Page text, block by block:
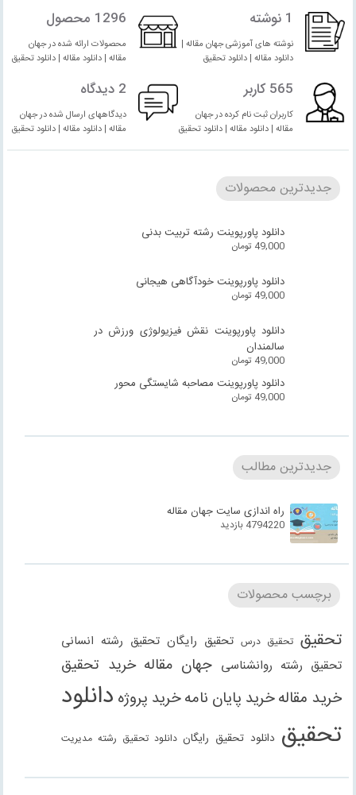
1 نوشته
نوشته های آموزشی جهان مقاله |
دانلود مقاله | دانلود تحقیق
1296 محصول
محصولات ارائه شده در جهان
مقاله | دانلود مقاله | دانلود تحقیق
565 کاربر
کاربران ثبت نام کرده در جهان
مقاله | دانلود مقاله | دانلود تحقیق
2 دیدگاه
دیدگاههای ارسال شده در جهان
مقاله | دانلود مقاله | دانلود تحقیق
جدیدترین محصولات
دانلود پاورپوینت رشته تربیت بدنی
49,000 تومان
دانلود پاورپوینت خودآگاهی هیجانی
49,000 تومان
دانلود پاورپوینت نقش فیزیولوژی ورزش در
سالمندان
49,000 تومان
دانلود پاورپوینت مصاحبه شایستگی محور
49,000 تومان
جدیدترین مطالب
راه اندازی سایت جهان مقاله
4794220 بازدید
برچسب محصولات
تحقیق تحقیق درس تحقیق رایگان تحقیق رشته انسانی
تحقیق رشته روانشناسی جهان مقاله خرید تحقیق
خرید مقالهخرید پایان نامهخرید پروژه دانلود
تحقیق دانلود تحقیق رایگان دانلود تحقیق رشته مدیریت
دانلود مقاله دانلود مقاله رایگان دانلود مقاله رشته